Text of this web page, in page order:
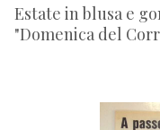
Estate in blusa e
"Domenica del